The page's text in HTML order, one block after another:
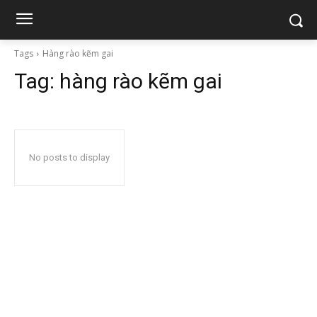
Tags Hàng rào kẽm gai
Tag: hàng rào kẽm gai
No posts to display